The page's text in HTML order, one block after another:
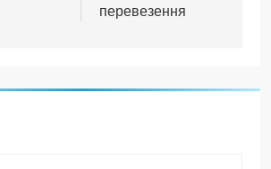
перевезення